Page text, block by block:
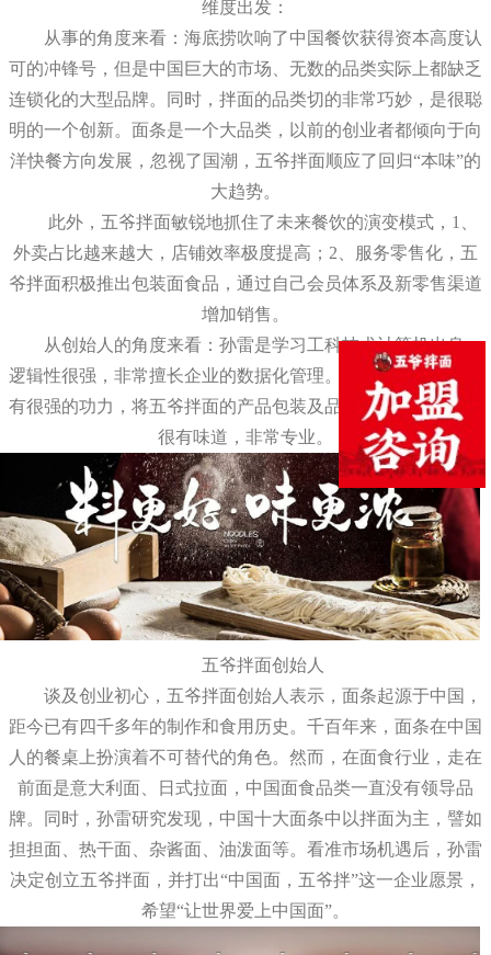
维度出发：
从事的角度来看：海底捞吹响了中国餐饮获得资本高度认
可的冲锋号，但是中国巨大的市场、无数的品类实际上都缺乏
连锁化的大型品牌。同时，拌面的品类切的非常巧妙，是很聪
明的一个创新。面条是一个大品类，以前的创业者都倾向于向
洋快餐方向发展，忽视了国潮，五爷拌面顺应了回归“本味”的
大趋势。
此外，五爷拌面敏锐地抓住了未来餐饮的演变模式，1、
外卖占比越来越大，店铺效率极度提高；2、服务零售化，五
爷拌面积极推出包装面食品，通过自己会员体系及新零售渠道
增加销售。
从创始人的角度来看：孙雷是学习工科技术计算机出身，
逻辑性很强，非常擅长企业的数据化管理。在营销方面，孙雷
有很强的功力，将五爷拌面的产品包装及品牌调性方面打造的
很有味道，非常专业。
五爷拌面创始人
谈及创业初心，五爷拌面创始人表示，面条起源于中国，
距今已有四千多年的制作和食用历史。千百年来，面条在中国
人的餐桌上扮演着不可替代的角色。然而，在面食行业，走在
前面是意大利面、日式拉面，中国面食品类一直没有领导品
牌。同时，孙雷研究发现，中国十大面条中以拌面为主，譬如
担担面、热干面、杂酱面、油泼面等。看准市场机遇后，孙雷
决定创立五爷拌面，并打出“中国面，五爷拌”这一企业愿景，
希望“让世界爱上中国面”。